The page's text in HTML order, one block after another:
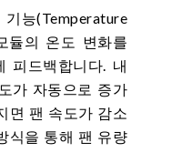
능(Temperature
듈의 온도 변화를
피드백합니다. 내
가 자동으로 증가
면 팬 속도가 감소
식을 통해 팬 유량